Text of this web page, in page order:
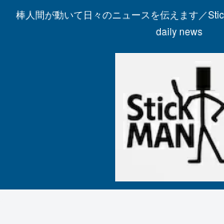
棒人間が動いて日々のニュースを伝えます／
daily news